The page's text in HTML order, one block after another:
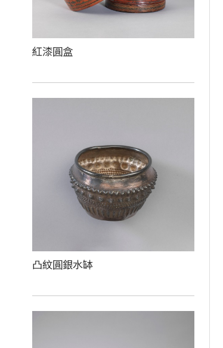
紅漆圓盒
凸紋圓銀水缽